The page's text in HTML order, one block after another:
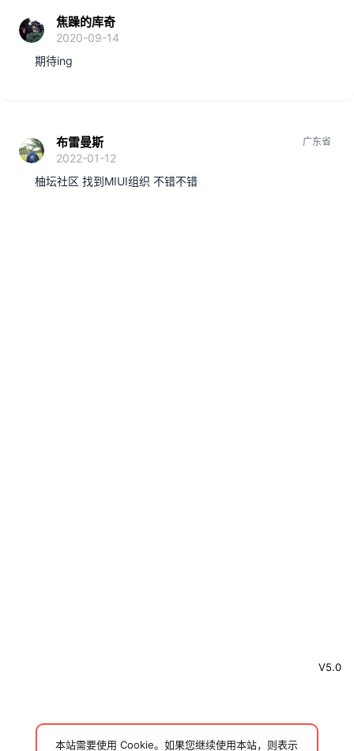
焦躁的库奇
2020-09-14
期待ing
布雷曼斯
2022-01-12
广东省
柚坛社区 找到MIUI组织 不错不错
V5.0
本站需要使用 Cookie。如果您继续使用本站，则表示